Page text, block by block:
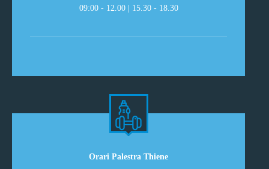
09:00 - 12.00 | 15.30 - 18.30
Orari Palestra Thiene